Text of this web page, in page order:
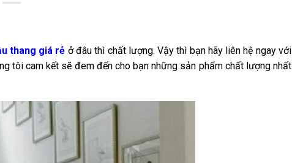
thang giá rẻ ở đâu thì chất lượng. Vậy thì bạn hãy liên hệ ngay với
tôi cam kết sẽ đem đến cho bạn những sản phẩm chất lượng nhất